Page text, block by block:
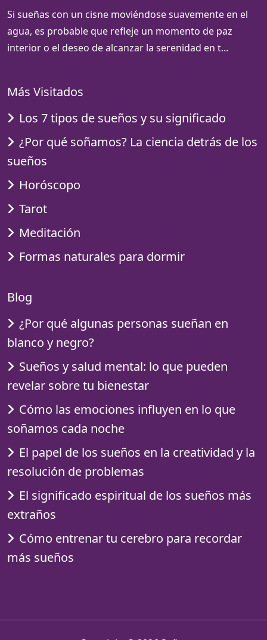
Si sueñas con un cisne moviéndose suavemente en el
agua, es probable que refleje un momento de paz
interior o el deseo de alcanzar la serenidad en t...
Más Visitados
Los 7 tipos de sueños y su significado
¿Por qué soñamos? La ciencia detrás de los
sueños
Horóscopo
Tarot
Meditación
Formas naturales para dormir
Blog
¿Por qué algunas personas sueñan en
blanco y negro?
Sueños y salud mental: lo que pueden
revelar sobre tu bienestar
Cómo las emociones influyen en lo que
soñamos cada noche
El papel de los sueños en la creatividad y la
resolución de problemas
El significado espiritual de los sueños más
extraños
Cómo entrenar tu cerebro para recordar
más sueños